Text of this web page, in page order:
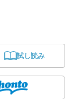
試し読み